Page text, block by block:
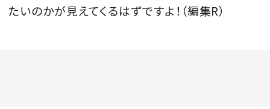
たいのかが見えてくるはずですよ！（編集R）